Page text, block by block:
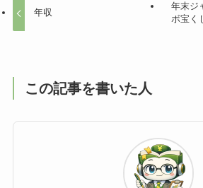
年収
年末ジ
ボ宝く
この記事を書いた人